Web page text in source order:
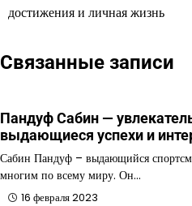
записям
достижения и личная жизнь
Связанные записи
Пандуф Сабин —
выдающиеся успехи и
Сабин Пандуф – выдающийся
многим по всему миру. Он…
16 февраля 2023